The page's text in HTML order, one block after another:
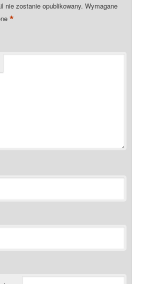
nie zostanie opublikowany. Wymagane
*